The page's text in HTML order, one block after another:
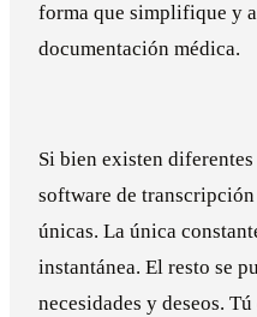
forma que simplifique y
documentación médica.
Si bien existen
software de transcripción
únicas. La única
instantánea. El resto se
necesidades y deseos.